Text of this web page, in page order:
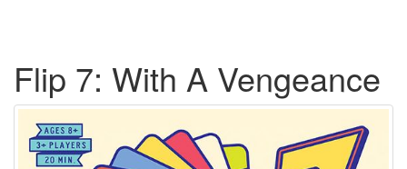
Flip 7: With A Vengeance